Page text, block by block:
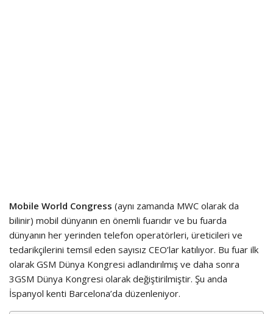
Mobile World Congress (aynı zamanda MWC olarak da
bilinir) mobil dünyanın en önemli fuarıdır ve bu fuarda
dünyanın her yerinden telefon operatörleri, üreticileri ve
tedarikçilerini temsil eden sayısız CEO’lar katılıyor. Bu fuar ilk
olarak GSM Dünya Kongresi adlandırılmış ve daha sonra
3GSM Dünya Kongresi olarak değiştirilmiştir. Şu anda
İspanyol kenti Barcelona’da düzenleniyor.